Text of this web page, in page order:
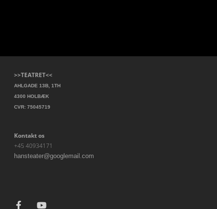
>>TEATRET<<
AHLGADE 13B, 1TH
4300 HOLBÆK
CVR: 75045719
Kontakt os
+45 40934171
hansteater@googlemail.com